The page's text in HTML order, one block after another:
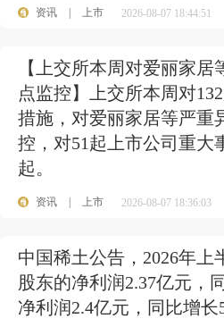
资讯 上市 2026-08-07 18:44:51
【上交所本周对爱丽家
点监控】上交所本周对
措施，对爱丽家居等严重
控，对51起上市公司重大
起。
资讯 上市 2026-08-07 18:36:03
中国稀土公告，2026年上
股东的净利润2.37亿元，
净利润2.4亿元，同比增长